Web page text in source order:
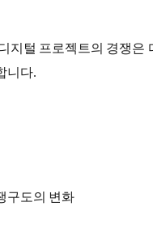
지털 프로젝트의 경쟁은
니다.
구도의 변화